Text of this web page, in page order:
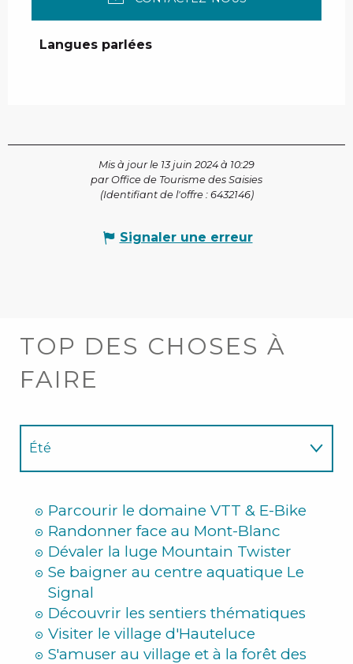
Langues parlées
Langues parlées
Mis à jour le 13 juin 2024 à 10:29
par Office de Tourisme des Saisies
(Identifiant de l'offre : 6432146)
Signaler une erreur
TOP DES CHOSES À
FAIRE
Été
Parcourir le domaine VTT & E-Bike
Randonner face au Mont-Blanc
Dévaler la luge Mountain Twister
Se baigner au centre aquatique Le
Signal
Découvrir les sentiers thématiques
Visiter le village d'Hauteluce
S'amuser au village et à la forêt des